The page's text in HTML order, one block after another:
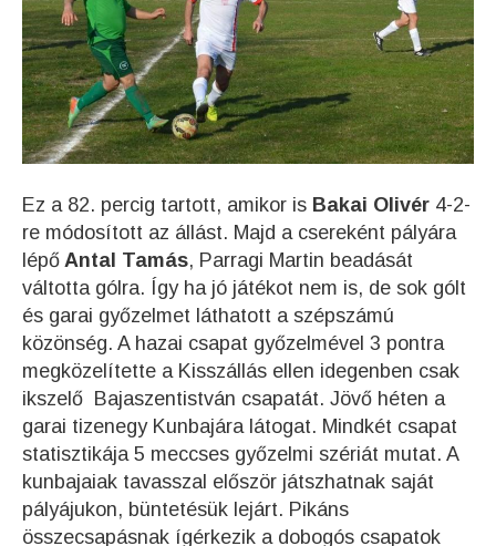
Ez a 82. percig tartott, amikor is Bakai Olivér 4-2-
re módosított az állást. Majd a csereként pályára
lépő Antal Tamás, Parragi Martin beadását
váltotta gólra. Így ha jó játékot nem is, de sok gólt
és garai győzelmet láthatott a szépszámú
közönség. A hazai csapat győzelmével 3 pontra
megközelítette a Kisszállás ellen idegenben csak
ikszelő Bajaszentistván csapatát. Jövő héten a
garai tizenegy Kunbajára látogat. Mindkét csapat
statisztikája 5 meccses győzelmi szériát mutat. A
kunbajaiak tavasszal először játszhatnak saját
pályájukon, büntetésük lejárt. Pikáns
összecsapásnak ígérkezik a dobogós csapatok